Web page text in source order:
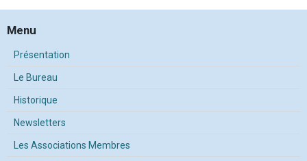
Menu
Présentation
Le Bureau
Historique
Newsletters
Les Associations Membres